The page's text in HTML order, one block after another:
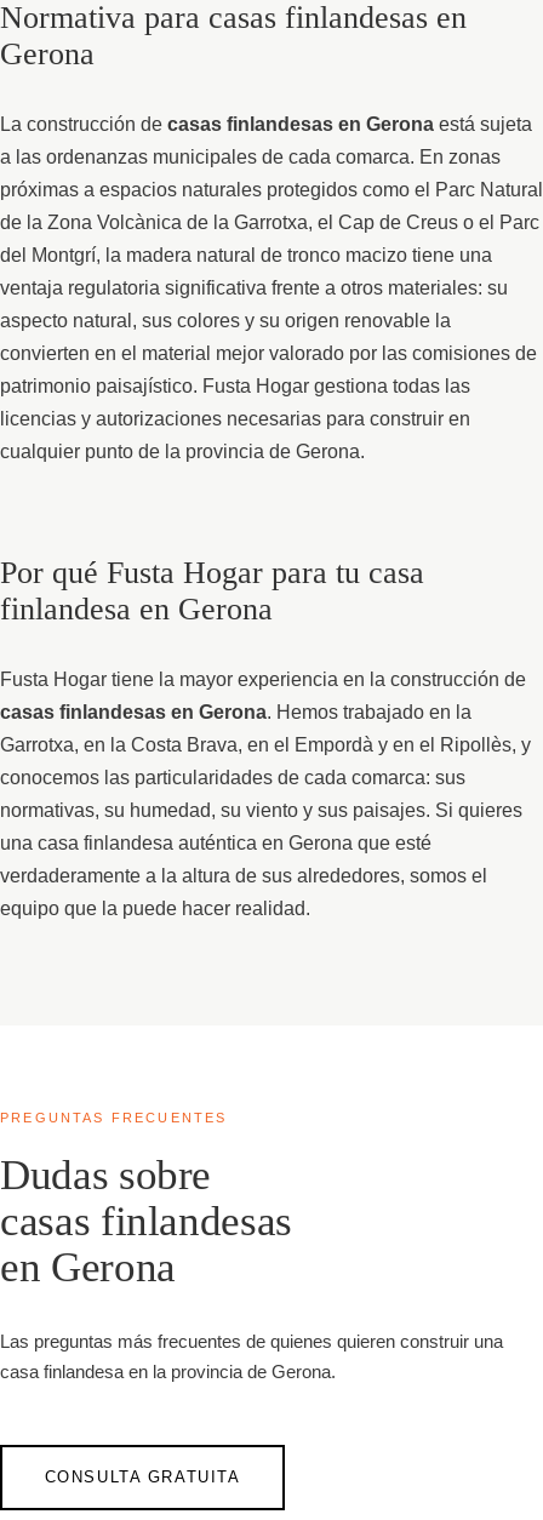
Normativa para casas finlandesas en
Gerona
La construcción de casas finlandesas en Gerona está sujeta
a las ordenanzas municipales de cada comarca. En zonas
próximas a espacios naturales protegidos como el Parc Natural
de la Zona Volcànica de la Garrotxa, el Cap de Creus o el Parc
del Montgrí, la madera natural de tronco macizo tiene una
ventaja regulatoria significativa frente a otros materiales: su
aspecto natural, sus colores y su origen renovable la
convierten en el material mejor valorado por las comisiones de
patrimonio paisajístico. Fusta Hogar gestiona todas las
licencias y autorizaciones necesarias para construir en
cualquier punto de la provincia de Gerona.
Por qué Fusta Hogar para tu casa
finlandesa en Gerona
Fusta Hogar tiene la mayor experiencia en la construcción de
casas finlandesas en Gerona. Hemos trabajado en la
Garrotxa, en la Costa Brava, en el Empordà y en el Ripollès, y
conocemos las particularidades de cada comarca: sus
normativas, su humedad, su viento y sus paisajes. Si quieres
una casa finlandesa auténtica en Gerona que esté
verdaderamente a la altura de sus alrededores, somos el
equipo que la puede hacer realidad.
PREGUNTAS FRECUENTES
Dudas sobre
casas finlandesas
en Gerona
Las preguntas más frecuentes de quienes quieren construir una
casa finlandesa en la provincia de Gerona.
CONSULTA GRATUITA